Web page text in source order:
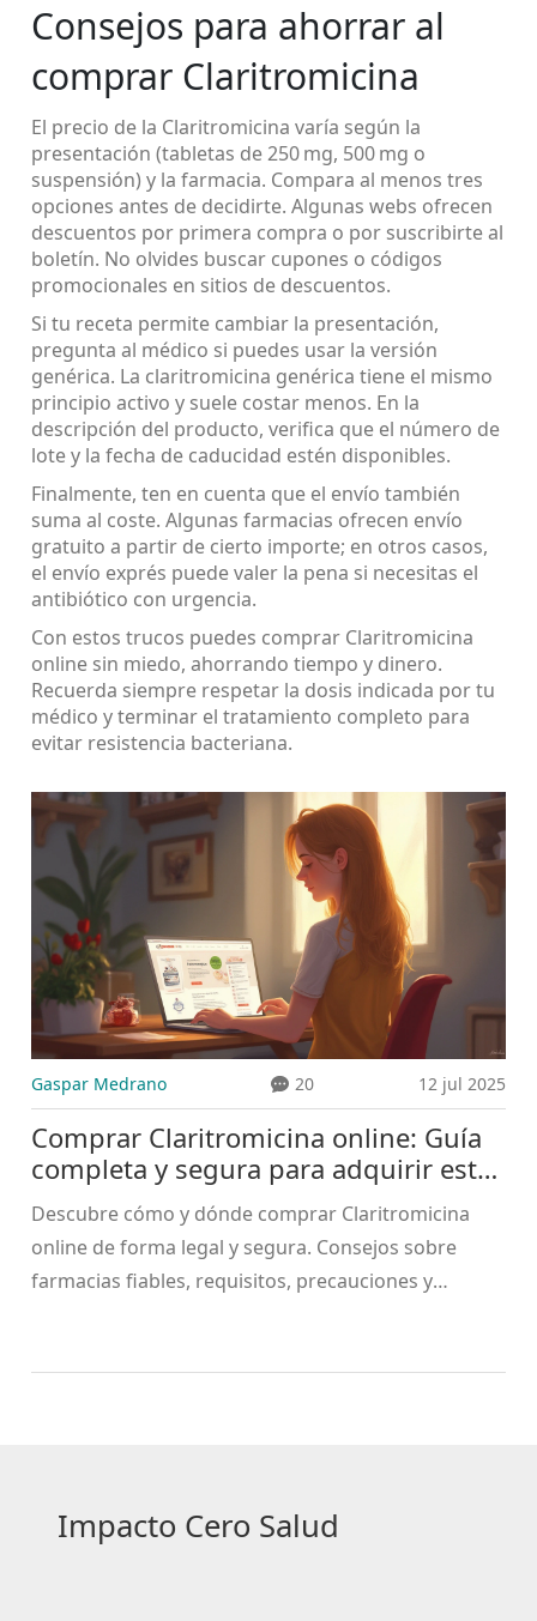
Consejos para ahorrar al
comprar Claritromicina
El precio de la Claritromicina varía según la
presentación (tabletas de 250 mg, 500 mg o
suspensión) y la farmacia. Compara al menos tres
opciones antes de decidirte. Algunas webs ofrecen
descuentos por primera compra o por suscribirte al
boletín. No olvides buscar cupones o códigos
promocionales en sitios de descuentos.
Si tu receta permite cambiar la presentación,
pregunta al médico si puedes usar la versión
genérica. La claritromicina genérica tiene el mismo
principio activo y suele costar menos. En la
descripción del producto, verifica que el número de
lote y la fecha de caducidad estén disponibles.
Finalmente, ten en cuenta que el envío también
suma al coste. Algunas farmacias ofrecen envío
gratuito a partir de cierto importe; en otros casos,
el envío exprés puede valer la pena si necesitas el
antibiótico con urgencia.
Con estos trucos puedes comprar Claritromicina
online sin miedo, ahorrando tiempo y dinero.
Recuerda siempre respetar la dosis indicada por tu
médico y terminar el tratamiento completo para
evitar resistencia bacteriana.
Gaspar Medrano 20 12 jul 2025
Comprar Claritromicina online: Guía
completa y segura para adquirir este
antibiótico
Descubre cómo y dónde comprar Claritromicina
online de forma legal y segura. Consejos sobre
farmacias fiables, requisitos, precauciones y
Impacto Cero Salud